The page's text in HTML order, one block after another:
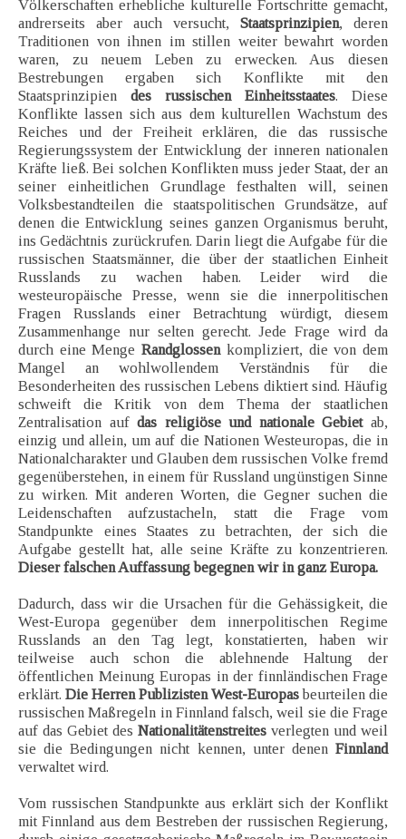
Völkerschaften erhebliche kulturelle Fortschritte gemacht,
andrerseits aber auch versucht, Staatsprinzipien, deren
Traditionen von ihnen im stillen weiter bewahrt worden
waren, zu neuem Leben zu erwecken. Aus diesen
Bestrebungen ergaben sich Konflikte mit den
Staatsprinzipien des russischen Einheitsstaates. Diese
Konflikte lassen sich aus dem kulturellen Wachstum des
Reiches und der Freiheit erklären, die das russische
Regierungssystem der Entwicklung der inneren nationalen
Kräfte ließ. Bei solchen Konflikten muss jeder Staat, der an
seiner einheitlichen Grundlage festhalten will, seinen
Volksbestandteilen die staatspolitischen Grundsätze, auf
denen die Entwicklung seines ganzen Organismus beruht,
ins Gedächtnis zurückrufen. Darin liegt die Aufgabe für die
russischen Staatsmänner, die über der staatlichen Einheit
Russlands zu wachen haben. Leider wird die
westeuropäische Presse, wenn sie die innerpolitischen
Fragen Russlands einer Betrachtung würdigt, diesem
Zusammenhange nur selten gerecht. Jede Frage wird da
durch eine MengeRandglossenkompliziert, die von dem
Mangel an wohlwollendem Verständnis für die
Besonderheiten des russischen Lebens diktiert sind. Häufig
schweift die Kritik von dem Thema der staatlichen
Zentralisation aufdas religiöse und nationale Gebietab,
einzig und allein, um auf die Nationen Westeuropas, die in
Nationalcharakter und Glauben dem russischen Volke fremd
gegenüberstehen, in einem für Russland ungünstigen Sinne
zu wirken. Mit anderen Worten, die Gegner suchen die
Leidenschaften aufzustacheln, statt die Frage vom
Standpunkte eines Staates zu betrachten, der sich die
Aufgabe gestellt hat, alle seine Kräfte zu konzentrieren.
Dieser falschen Auffassung begegnen wir in ganz Europa.
Dadurch, dass wir die Ursachen für die Gehässigkeit, die
West-Europa gegenüber dem innerpolitischen Regime
Russlands an den Tag legt, konstatierten, haben wir
teilweise auch schon die ablehnende Haltung der
öffentlichen Meinung Europas in der finnländischen Frage
erklärt. Die Herren Publizisten West-Europasbeurteilen die
russischen Maßregeln in Finnland falsch, weil sie die Frage
auf das Gebiet des Nationalitätenstreites verlegten und weil
sie die Bedingungen nicht kennen, unter denen Finnland
verwaltet wird.
Vom russischen Standpunkte aus erklärt sich der Konflikt
mit Finnland aus dem Bestreben der russischen Regierung,